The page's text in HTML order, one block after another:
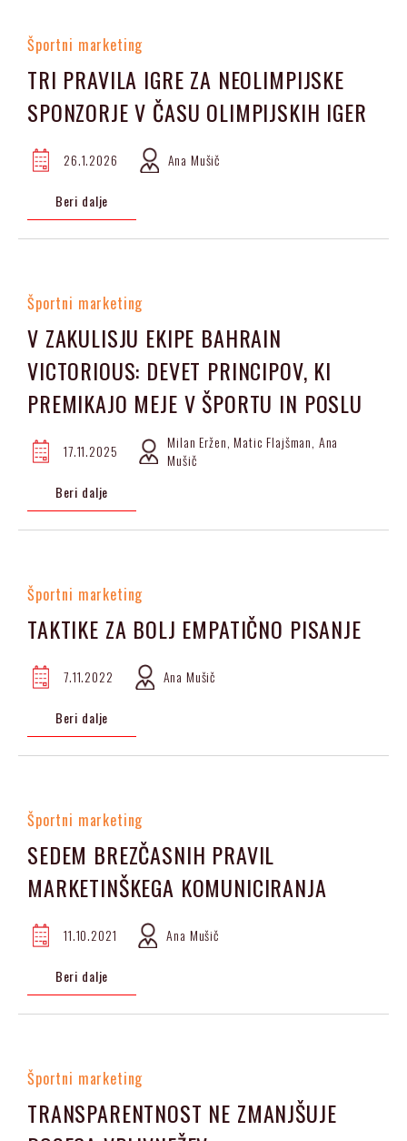
Športni marketing
TRI PRAVILA IGRE ZA NEOLIMPIJSKE
SPONZORJE V ČASU OLIMPIJSKIH IGER
26.1.2026 Ana Mušič
Beri dalje
Športni marketing
V ZAKULISJU EKIPE BAHRAIN
VICTORIOUS: DEVET PRINCIPOV, KI
PREMIKAJO MEJE V ŠPORTU IN POSLU
17.11.2025
Milan Eržen, Matic Flajšman, Ana
Mušič
Beri dalje
Športni marketing
TAKTIKE ZA BOLJ EMPATIČNO PISANJE
7.11.2022 Ana Mušič
Beri dalje
Športni marketing
SEDEM BREZČASNIH PRAVIL
MARKETINŠKEGA KOMUNICIRANJA
11.10.2021 Ana Mušič
Beri dalje
Športni marketing
TRANSPARENTNOST NE ZMANJŠUJE